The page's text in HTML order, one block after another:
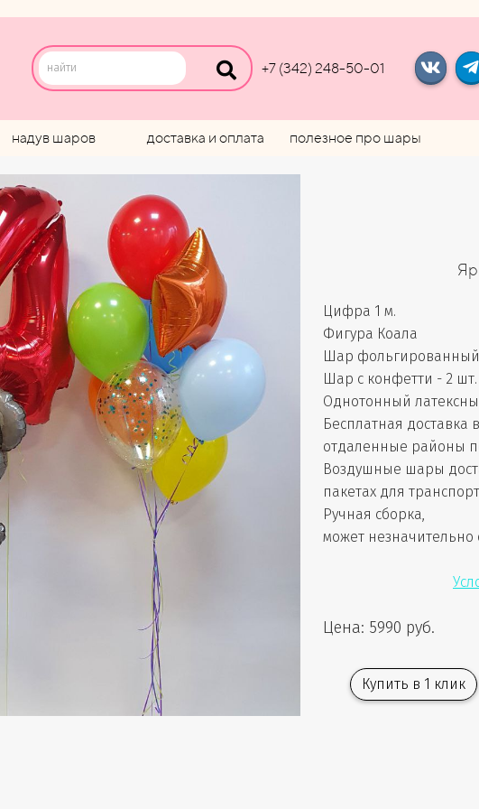
+7 (342) 248-50-01
надув шаров доставка и оплата полезное про шары
Цифра 1 м.
Фигура Коала
Шар
Шар с конфетти - 2 шт.
Однотонный
Бесплатная доставка
отдаленные районы
Воздушные шары
пакетах для
Ручная сборка,
может незначительно
Цена: 5990 руб.
Купить в 1 клик